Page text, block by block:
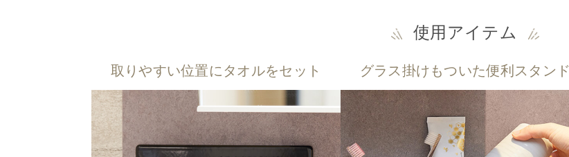
使用アイテム
取りやすい位置にタオルをセット グラス掛けもついた便利スタンド